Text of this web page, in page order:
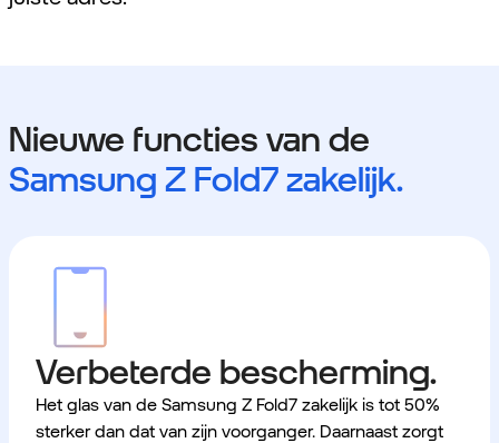
Nieuwe functies van de
Samsung Z Fold7 zakelijk.
Verbeterde bescherming.
Het glas van de Samsung Z Fold7 zakelijk is tot 50%
sterker dan dat van zijn voorganger. Daarnaast zorgt